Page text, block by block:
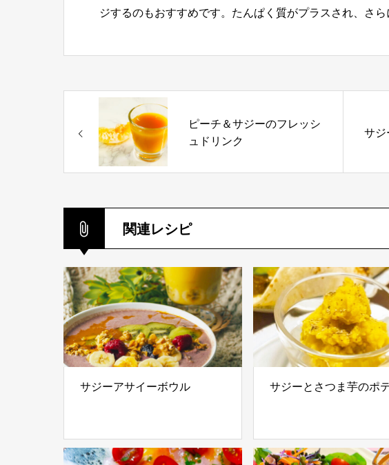
ジするのもおすすめです。たんぱく質がプラスされ、さら
ピーチ＆サジーのフレッシ
ュドリンク
サジ
関連レシピ
サジーアサイーボウル サジーとさつま芋のポ